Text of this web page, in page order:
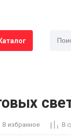
Каталог
В избранное В